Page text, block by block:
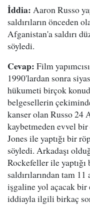
İddia: Aaron Russo
saldırıların önceden
Afganistan'a saldırı
söyledi.
Cevap: Film
1990'lardan sonra
hükumeti birçok
belgesellerin
kanser olan Russo 24
kaybetmeden evvel
Jones ile yaptığı bir
söyledi. Arkadaşı
Rockefeller ile
saldırılarından tam
işgaline yol açacak
iddiayla ilgili birkaç